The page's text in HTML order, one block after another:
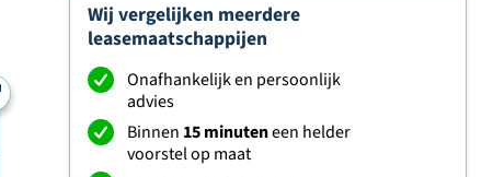
Wij vergelijken meerdere
leasemaatschappijen
Onafhankelijk en persoonlijk
advies
Binnen 15 minuteneen helder
voorstel op maat